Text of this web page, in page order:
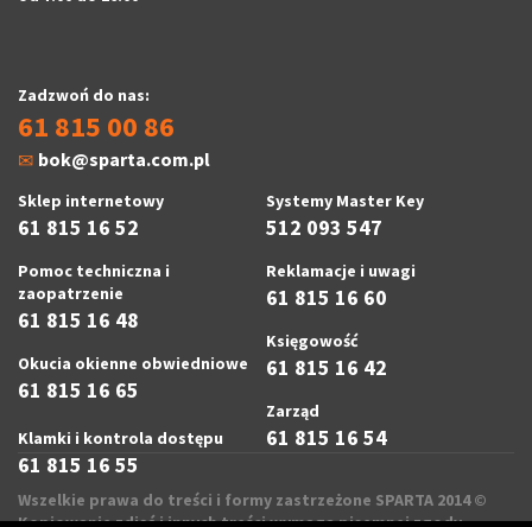
Zadzwoń do nas:
61 815 00 86
bok@sparta.com.pl
Sklep internetowy
61 815 16 52
Pomoc techniczna i
zaopatrzenie
61 815 16 48
Okucia okienne obwiedniowe
61 815 16 65
Klamki i kontrola dostępu
61 815 16 55
Systemy Master Key
512 093 547
Reklamacje i uwagi
61 815 16 60
Księgowość
61 815 16 42
Zarząd
61 815 16 54
Wszelkie prawa do treści i formy zastrzeżone SPARTA 2014 ©
Kopiowanie zdjęć i innych treści wymaga pisemnej zgody